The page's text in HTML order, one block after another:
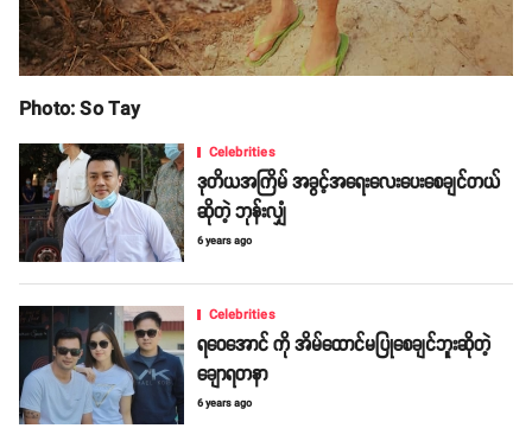
Photo: So Tay
Celebrities
ဒုတိယအကြိမ် အခွင့်အရေးလေးပေးစေချင်တယ်
ဆိုတဲ့ ဘုန်းလျှံ
6 years ago
Celebrities
ရဝေအောင် ကို အိမ်ထောင်မပြုစေချင်ဘူးဆိုတဲ့
ချောရတနာ
6 years ago